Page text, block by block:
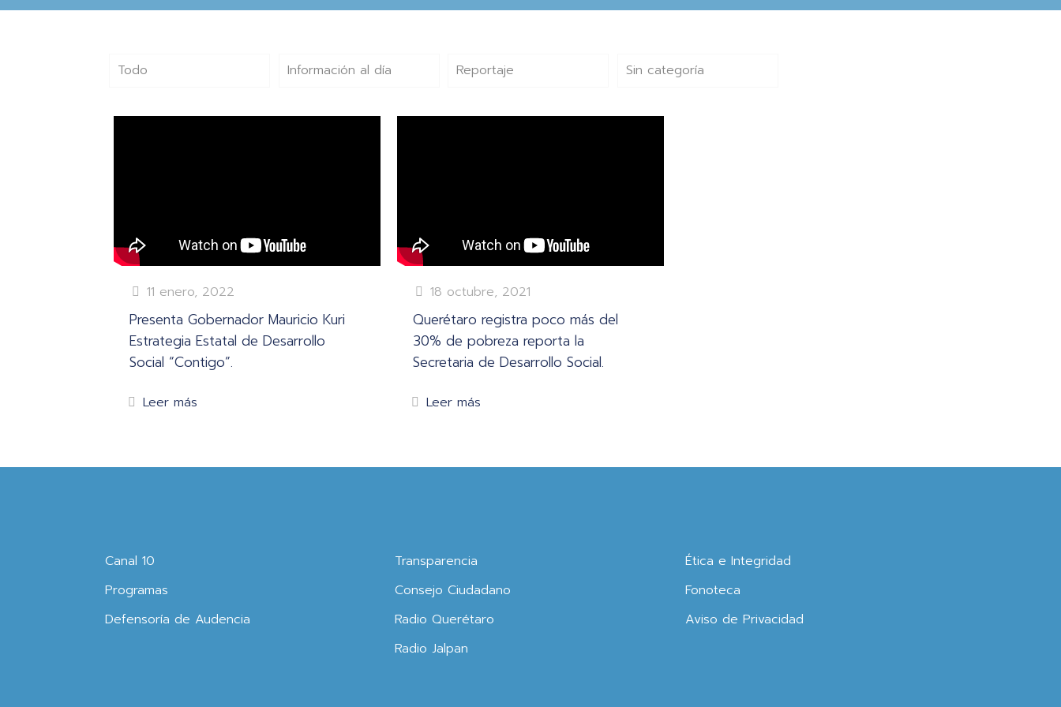
Todo Información al día Reportaje Sin categoría
11 enero, 2022
Presenta Gobernador Mauricio Kuri
Estrategia Estatal de Desarrollo
Social “Contigo”.
Leer más
18 octubre, 2021
Querétaro registra poco más del
30% de pobreza reporta la
Secretaria de Desarrollo Social.
Leer más
Canal 10
Programas
Defensoría de Audencia
Transparencia
Consejo Ciudadano
Radio Querétaro
Radio Jalpan
Ética e Integridad
Fonoteca
Aviso de Privacidad